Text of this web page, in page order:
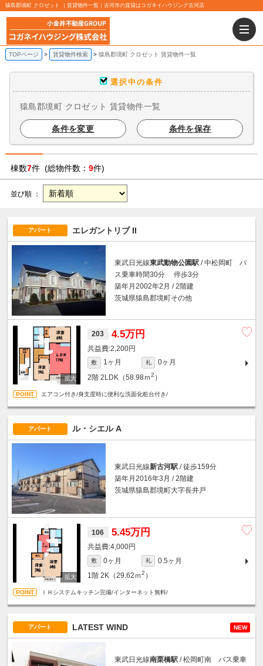
猿島郡境町 クロゼット ｜賃貸物件一覧｜古河市の賃貸はコガネイハウジング古河店
TOPページ 賃貸物件検索 猿島郡境町 クロゼット 賃貸物件一覧
選択中の条件
猿島郡境町 クロゼット 賃貸物件一覧
条件を変更 条件を保存
棟数7件 (総物件数： 9件)
並び順 ：
アパート エレガントリブ II
東武日光線東武動物公園駅 / 中松岡町 バ
ス乗車時間30分 停歩3分
築年月2002年2月 / 2階建
茨城県猿島郡境町その他
203 4.5万円
2,200円
敷 1ヶ月 礼
0ヶ月
2階 2LDK（58.98ｍ2 ）
エアコン付き/身支度時に便利な洗面化粧台付き/
アパート ル・シエル A
東武日光線新古河駅 / 徒歩159分
築年月2016年3月 / 2階建
茨城県猿島郡境町大字長井戸
106 5.45万円
4,000円
敷 0ヶ月 礼
0.5ヶ月
1階 2K（29.62ｍ2 ）
ＩＨシステムキッチン完備/インターネット無料/
アパート LATEST WIND NEW
東武日光線南栗橋駅 / 松岡町南 バス乗車